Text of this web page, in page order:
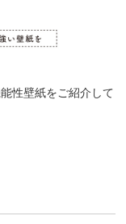
性壁紙をご紹介して